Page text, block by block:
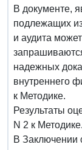
В документе,
подлежащих
и аудита
надежных
внутреннего
к Методике.
Результаты
N 2 к Методике.
В Заключении